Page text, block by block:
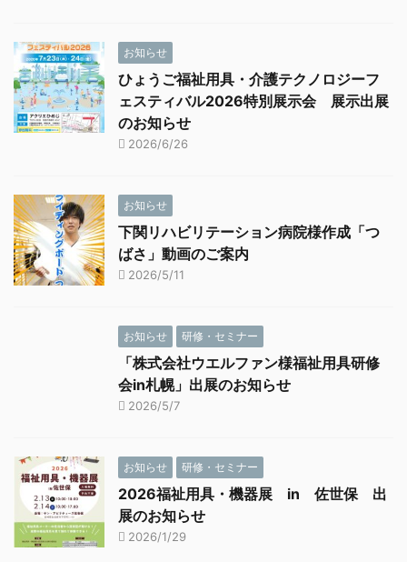
お知らせ
ひょうご福祉用具・介護テクノロジーフ
ェスティバル2026特別展示会 展示出展
のお知らせ
2026/6/26
お知らせ
下関リハビリテーション病院様作成「つ
ばさ」動画のご案内
2026/5/11
お知らせ 研修・セミナー
「株式会社ウエルファン様福祉用具研修
会in札幌」出展のお知らせ
2026/5/7
お知らせ 研修・セミナー
2026福祉用具・機器展 in 佐世保 出
展のお知らせ
2026/1/29